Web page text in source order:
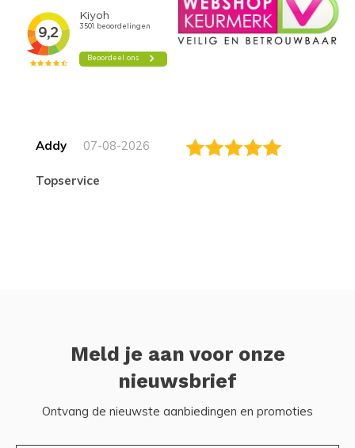
Addy 07-08-2026
topservice
Meld je aan voor onze
nieuwsbrief
Ontvang de nieuwste aanbiedingen en promoties